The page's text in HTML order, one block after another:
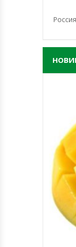
Россия